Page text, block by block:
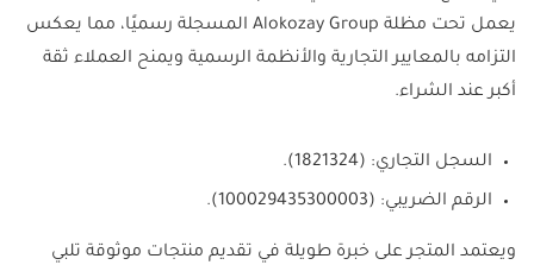
يعمل تحت مظلة Alokozay Group المسجلة رسميًا، مما يعكس
التزامه بالمعايير التجارية والأنظمة الرسمية ويمنح العملاء ثقة
أكبر عند الشراء.
السجل التجاري: (1821324).
الرقم الضريبي: (100029435300003).
ويعتمد المتجر على خبرة طويلة في تقديم منتجات موثوقة تلبي